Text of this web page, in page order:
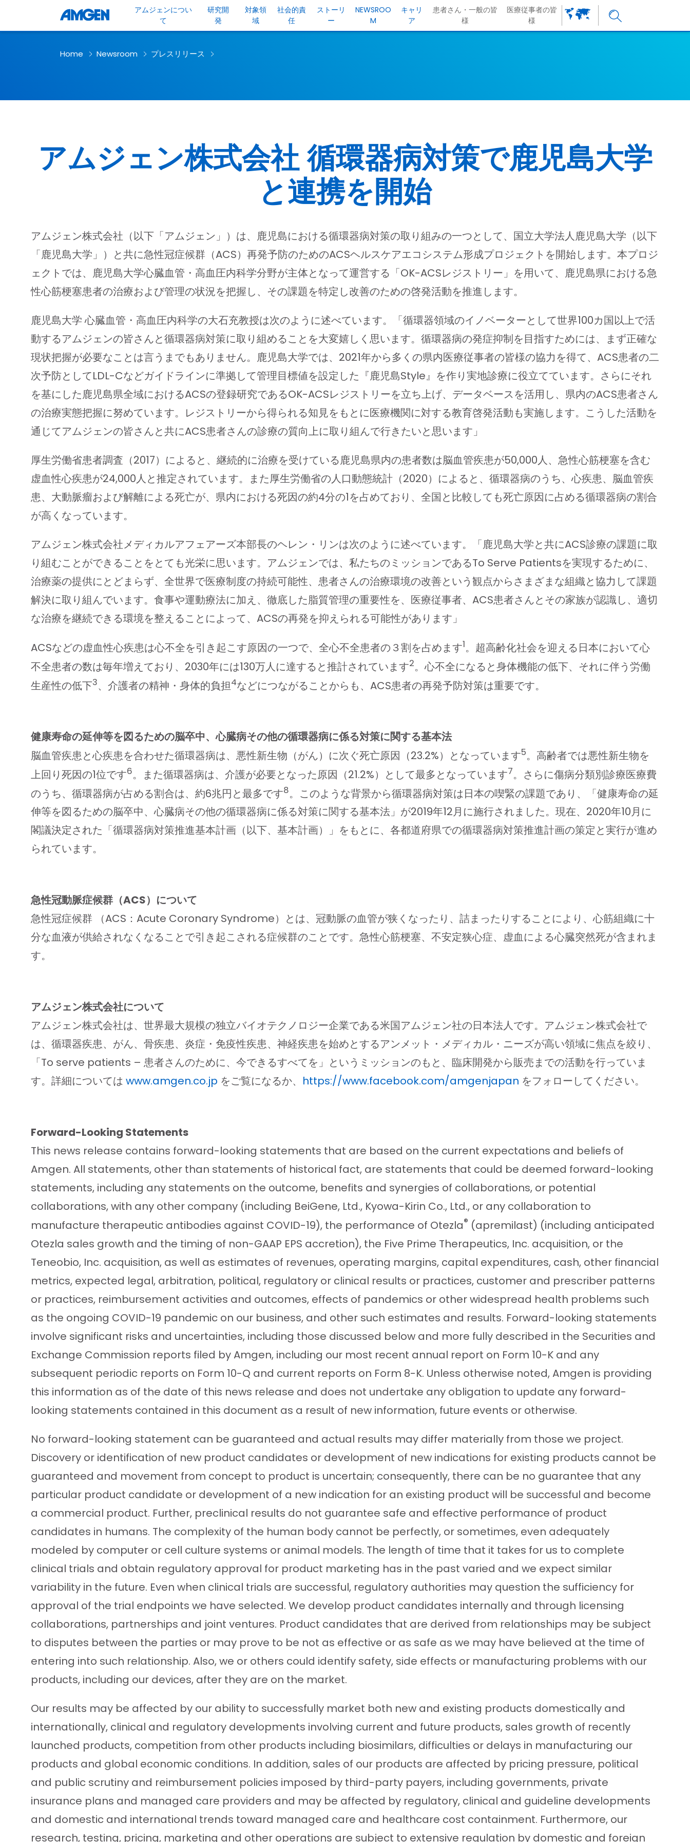
アムジェンについ
て
研究開
発
対象領
域
社会的責
任
ストーリ
ー
NEWSROO
M
キャリ
ア
患者さん・一般の皆
様
医療従事者の皆
様
Home Newsroom プレスリリース
アムジェン株式会社 循環器病対策で鹿児島大学
と連携を開始
アムジェン株式会社（以下「アムジェン」）は、鹿児島における循環器病対策の取り組みの一つとして、国立大学法人鹿児島大学（以下
「鹿児島大学」）と共に急性冠症候群（ACS）再発予防のためのACSヘルスケアエコシステム形成プロジェクトを開始します。本プロジ
ェクトでは、鹿児島大学心臓血管・高血圧内科学分野が主体となって運営する「OK-ACSレジストリー」を用いて、鹿児島県における急
性心筋梗塞患者の治療および管理の状況を把握し、その課題を特定し改善のための啓発活動を推進します。
鹿児島大学 心臓血管・高血圧内科学の大石充教授は次のように述べています。「循環器領域のイノベーターとして世界100カ国以上で活
動するアムジェンの皆さんと循環器病対策に取り組めることを大変嬉しく思います。循環器病の発症抑制を目指すためには、まず正確な
現状把握が必要なことは言うまでもありません。鹿児島大学では、2021年から多くの県内医療従事者の皆様の協力を得て、ACS患者の二
次予防としてLDL-Cなどガイドラインに準拠して管理目標値を設定した『鹿児島Style』を作り実地診療に役立てています。さらにそれ
を基にした鹿児島県全域におけるACSの登録研究であるOK-ACSレジストリーを立ち上げ、データベースを活用し、県内のACS患者さん
の治療実態把握に努めています。レジストリーから得られる知見をもとに医療機関に対する教育啓発活動も実施します。こうした活動を
通じてアムジェンの皆さんと共にACS患者さんの診療の質向上に取り組んで行きたいと思います」
厚生労働省患者調査（2017）によると、継続的に治療を受けている鹿児島県内の患者数は脳血管疾患が50,000人、急性心筋梗塞を含む
虚血性心疾患が24,000人と推定されています。また厚生労働省の人口動態統計（2020）によると、循環器病のうち、心疾患、脳血管疾
患、大動脈瘤および解離による死亡が、県内における死因の約4分の1を占めており、全国と比較しても死亡原因に占める循環器病の割合
が高くなっています。
アムジェン株式会社メディカルアフェアーズ本部長のヘレン・リンは次のように述べています。「鹿児島大学と共にACS診療の課題に取
り組むことができることをとても光栄に思います。アムジェンでは、私たちのミッションであるTo Serve Patientsを実現するために、
治療薬の提供にとどまらず、全世界で医療制度の持続可能性、患者さんの治療環境の改善という観点からさまざまな組織と協力して課題
解決に取り組んでいます。食事や運動療法に加え、徹底した脂質管理の重要性を、医療従事者、ACS患者さんとその家族が認識し、適切
な治療を継続できる環境を整えることによって、ACSの再発を抑えられる可能性があります」
ACSなどの虚血性心疾患は心不全を引き起こす原因の一つで、全心不全患者の３割を占めます1。超高齢化社会を迎える日本において心
不全患者の数は毎年増えており、2030年には130万人に達すると推計されています2。心不全になると身体機能の低下、それに伴う労働
生産性の低下3、介護者の精神・身体的負担4などにつながることからも、ACS患者の再発予防対策は重要です。
健康寿命の延伸等を図るための脳卒中、心臓病その他の循環器病に係る対策に関する基本法
脳血管疾患と心疾患を合わせた循環器病は、悪性新生物（がん）に次ぐ死亡原因（23.2%）となっています5。高齢者では悪性新生物を
上回り死因の1位です6。また循環器病は、介護が必要となった原因（21.2%）として最多となっています7。さらに傷病分類別診療医療費
のうち、循環器病が占める割合は、約6兆円と最多です8。このような背景から循環器病対策は日本の喫緊の課題であり、「健康寿命の延
伸等を図るための脳卒中、心臓病その他の循環器病に係る対策に関する基本法」が2019年12月に施行されました。現在、2020年10月に
閣議決定された「循環器病対策推進基本計画（以下、基本計画）」をもとに、各都道府県での循環器病対策推進計画の策定と実行が進め
られています。
急性冠動脈症候群（ACS）について
急性冠症候群 （ACS：Acute Coronary Syndrome）とは、冠動脈の血管が狭くなったり、詰まったりすることにより、心筋組織に十
分な血液が供給されなくなることで引き起こされる症候群のことです。急性心筋梗塞、不安定狭心症、虚血による心臓突然死が含まれま
す。
アムジェン株式会社について
アムジェン株式会社は、世界最大規模の独立バイオテクノロジー企業である米国アムジェン社の日本法人です。アムジェン株式会社で
は、循環器疾患、がん、骨疾患、炎症・免疫性疾患、神経疾患を始めとするアンメット・メディカル・ニーズが高い領域に焦点を絞り、
「To serve patients – 患者さんのために、今できるすべてを」というミッションのもと、臨床開発から販売までの活動を行っていま
す。詳細については www.amgen.co.jp をご覧になるか、 https://www.facebook.com/amgenjapan をフォローしてください。
Forward-Looking Statements
This news release contains forward-looking statements that are based on the current expectations and beliefs of
Amgen. All statements, other than statements of historical fact, are statements that could be deemed forward-looking
statements, including any statements on the outcome, benefits and synergies of collaborations, or potential
collaborations, with any other company (including BeiGene, Ltd., Kyowa-Kirin Co., Ltd., or any collaboration to
manufacture therapeutic antibodies against COVID-19), the performance of Otezla® (apremilast) (including anticipated
Otezla sales growth and the timing of non-GAAP EPS accretion), the Five Prime Therapeutics, Inc. acquisition, or the
Teneobio, Inc. acquisition, as well as estimates of revenues, operating margins, capital expenditures, cash, other financial
metrics, expected legal, arbitration, political, regulatory or clinical results or practices, customer and prescriber patterns
or practices, reimbursement activities and outcomes, effects of pandemics or other widespread health problems such
as the ongoing COVID-19 pandemic on our business, and other such estimates and results. Forward-looking statements
involve significant risks and uncertainties, including those discussed below and more fully described in the Securities and
Exchange Commission reports filed by Amgen, including our most recent annual report on Form 10-K and any
subsequent periodic reports on Form 10-Q and current reports on Form 8-K. Unless otherwise noted, Amgen is providing
this information as of the date of this news release and does not undertake any obligation to update any forward-
looking statements contained in this document as a result of new information, future events or otherwise.
No forward-looking statement can be guaranteed and actual results may differ materially from those we project.
Discovery or identification of new product candidates or development of new indications for existing products cannot be
guaranteed and movement from concept to product is uncertain; consequently, there can be no guarantee that any
particular product candidate or development of a new indication for an existing product will be successful and become
a commercial product. Further, preclinical results do not guarantee safe and effective performance of product
candidates in humans. The complexity of the human body cannot be perfectly, or sometimes, even adequately
modeled by computer or cell culture systems or animal models. The length of time that it takes for us to complete
clinical trials and obtain regulatory approval for product marketing has in the past varied and we expect similar
variability in the future. Even when clinical trials are successful, regulatory authorities may question the sufficiency for
approval of the trial endpoints we have selected. We develop product candidates internally and through licensing
collaborations, partnerships and joint ventures. Product candidates that are derived from relationships may be subject
to disputes between the parties or may prove to be not as effective or as safe as we may have believed at the time of
entering into such relationship. Also, we or others could identify safety, side effects or manufacturing problems with our
products, including our devices, after they are on the market.
Our results may be affected by our ability to successfully market both new and existing products domestically and
internationally, clinical and regulatory developments involving current and future products, sales growth of recently
launched products, competition from other products including biosimilars, difficulties or delays in manufacturing our
products and global economic conditions. In addition, sales of our products are affected by pricing pressure, political
and public scrutiny and reimbursement policies imposed by third-party payers, including governments, private
insurance plans and managed care providers and may be affected by regulatory, clinical and guideline developments
and domestic and international trends toward managed care and healthcare cost containment. Furthermore, our
research, testing, pricing, marketing and other operations are subject to extensive regulation by domestic and foreign